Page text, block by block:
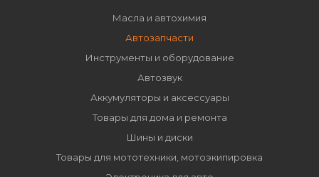
Масла и автохимия
Автозапчасти
Инструменты и оборудование
Автозвук
Аккумуляторы и аксессуары
Товары для дома и ремонта
Шины и диски
Товары для мототехники, мотоэкипировка